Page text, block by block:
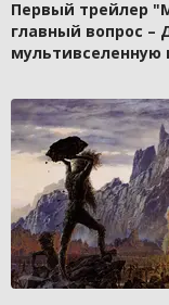
Первый трейлер
главный вопрос –
мультивселенную